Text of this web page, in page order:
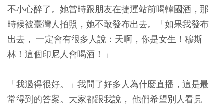
不小心醉了。她當時跟朋友在捷運站前喝韓國酒，那
時候被臺灣人拍照，她不敢發布出去。「如果我發布
出去， 一定會有很多人說：天啊，你是女生！穆斯
林！這個印尼人會喝酒！」
「我過得很好。」我問了好多人為什麼直播，這是最
常得到的答案。大家都跟我說， 他們希望別人看見